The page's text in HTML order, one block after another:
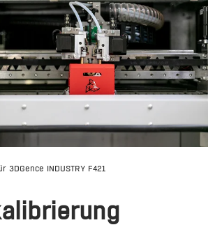
3DGence INDUSTRY F421